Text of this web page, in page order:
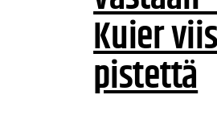
Kuier
pistettä